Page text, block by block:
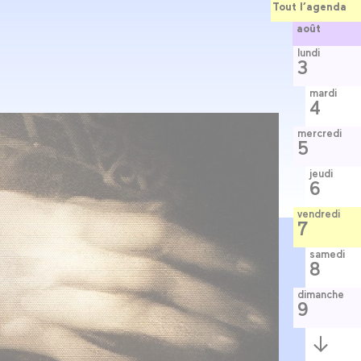
Tout l’agenda
août
lundi
3
mardi
4
mercredi
5
jeudi
6
vendredi
7
samedi
8
dimanche
9
Semaine
suivante